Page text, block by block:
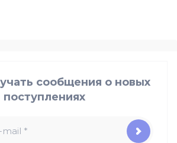
сообщения о новых
поступлениях